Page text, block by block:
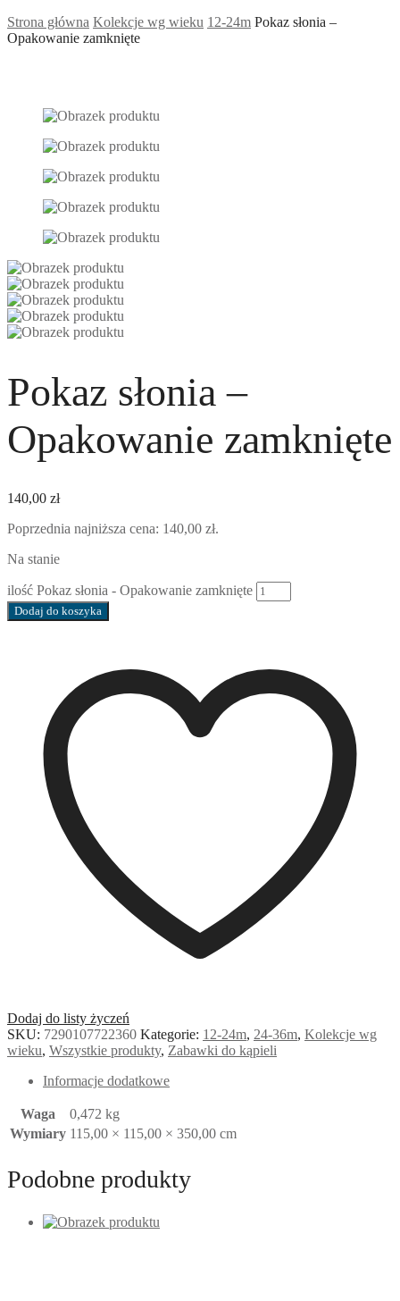
Strona główna Kolekcje wg wieku 12-24m Pokaz słonia –
Opakowanie zamknięte
Pokaz słonia –
Opakowanie zamknięte
140,00 zł
Poprzednia najniższa cena: 140,00 zł.
Na stanie
ilość Pokaz słonia - Opakowanie zamknięte
Dodaj do koszyka
Dodaj do listy życzeń
SKU: 7290107722360 Kategorie: 12-24m, 24-36m, Kolekcje wg
wieku, Wszystkie produkty, Zabawki do kąpieli
Informacje dodatkowe
Waga
0,472 kg
Wymiary 115,00 × 115,00 × 350,00 cm
Podobne produkty